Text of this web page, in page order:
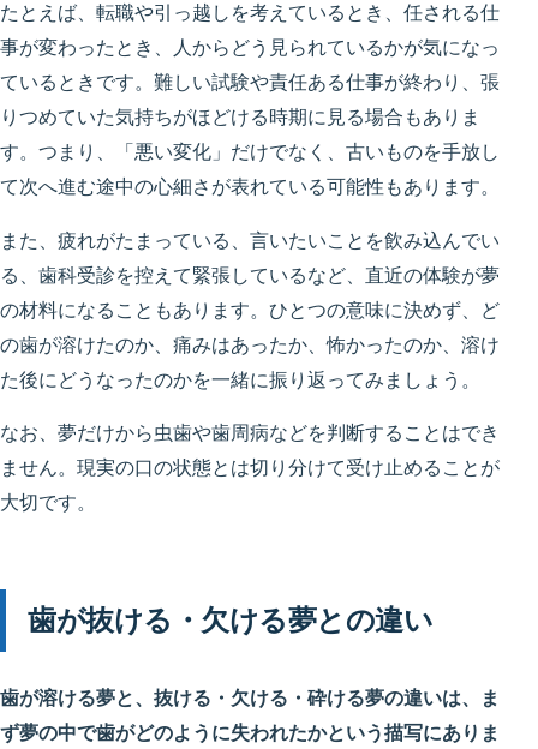
たとえば、転職や引っ越しを考えているとき、任される仕
事が変わったとき、人からどう見られているかが気になっ
ているときです。難しい試験や責任ある仕事が終わり、張
りつめていた気持ちがほどける時期に見る場合もありま
す。つまり、「悪い変化」だけでなく、古いものを手放し
て次へ進む途中の心細さが表れている可能性もあります。
また、疲れがたまっている、言いたいことを飲み込んでい
る、歯科受診を控えて緊張しているなど、直近の体験が夢
の材料になることもあります。ひとつの意味に決めず、ど
の歯が溶けたのか、痛みはあったか、怖かったのか、溶け
た後にどうなったのかを一緒に振り返ってみましょう。
なお、夢だけから虫歯や歯周病などを判断することはでき
ません。現実の口の状態とは切り分けて受け止めることが
大切です。
歯が抜ける・欠ける夢との違い
歯が溶ける夢と、抜ける・欠ける・砕ける夢の違いは、ま
ず夢の中で歯がどのように失われたかという描写にありま